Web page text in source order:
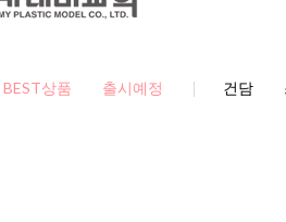
BEST상품 출시예정 건담